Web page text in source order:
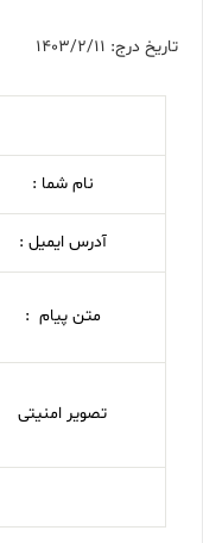
تاریخ درج: 1403/2/11
نام شما :
آدرس ایمیل :
متن پیام :
تصویر امنیتی